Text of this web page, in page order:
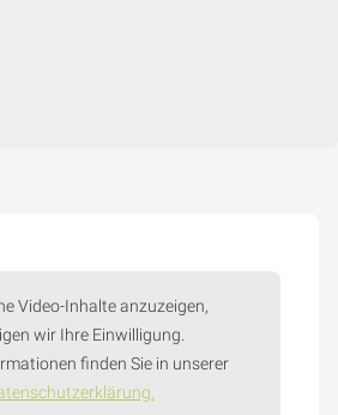
Video-Inhalte anzuzeigen,
wir Ihre Einwilligung.
finden Sie in unserer